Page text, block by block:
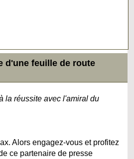
d'une feuille de route
la réussite avec l'amiral du
Alors engagez-vous et profitez
ce partenaire de presse